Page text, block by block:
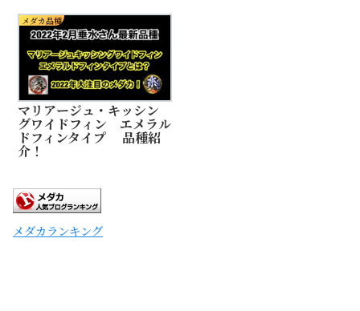
メダカ品種
マリアージュ・キッシン
グワイドフィン エメラル
ドフィンタイプ 品種紹
介！
メダカランキング